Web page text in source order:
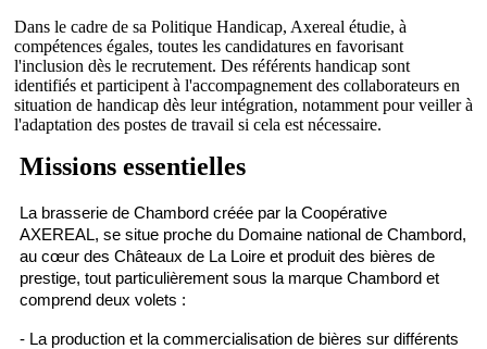
Dans le cadre de sa Politique Handicap, Axereal étudie, à
compétences égales, toutes les candidatures en favorisant
l'inclusion dès le recrutement. Des référents handicap sont
identifiés et participent à l'accompagnement des collaborateurs en
situation de handicap dès leur intégration, notamment pour veiller à
l'adaptation des postes de travail si cela est nécessaire.
Missions essentielles
La brasserie de Chambord créée par la Coopérative
AXEREAL, se situe proche du Domaine national de Chambord,
au cœur des Châteaux de La Loire et produit des bières de
prestige, tout particulièrement sous la marque Chambord et
comprend deux volets :
- La production et la commercialisation de bières sur différents